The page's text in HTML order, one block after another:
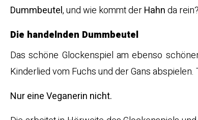
Dummbeutel, und wie kommt derHahnda rein?
Die handelnden Dummbeutel
Das schöne Glockenspiel am ebenso
Kinderlied vom Fuchs und der Gans
Nur eine Veganerin nicht.